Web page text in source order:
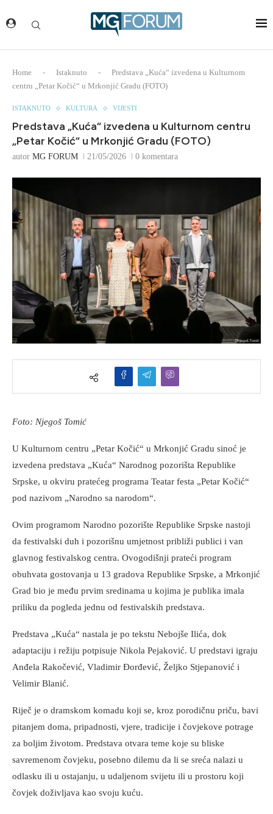
Home - Istaknuto -
Predstava „Kuća“ izvedena u Kulturnom
centru „Petar Kočić“ u Mrkonjić Gradu (FOTO)
ISTAKNUTO KULTURA VIJESTI
Predstava „Kuća“ izvedena u Kulturnom centru
„Petar Kočić“ u Mrkonjić Gradu (FOTO)
autor MG FORUM 21/05/2026 0 komentara
Foto: Njegoš Tomić
U Kulturnom centru „Petar Kočić“ u Mrkonjić Gradu sinoć je
izvedena predstava „Kuća“ Narodnog pozorišta Republike
Srpske, u okviru pratećeg programa Teatar festa „Petar Kočić“
pod nazivom „Narodno sa narodom“.
Ovim programom Narodno pozorište Republike Srpske nastoji
da festivalski duh i pozorišnu umjetnost približi publici i van
glavnog festivalskog centra. Ovogodišnji prateći program
obuhvata gostovanja u 13 gradova Republike Srpske, a Mrkonjić
Grad bio je među prvim sredinama u kojima je publika imala
priliku da pogleda jednu od festivalskih predstava.
Predstava „Kuća“ nastala je po tekstu Nebojše Ilića, dok
adaptaciju i režiju potpisuje Nikola Pejaković. U predstavi igraju
Anđela Rakočević, Vladimir Đorđević, Željko Stjepanović i
Velimir Blanić.
Riječ je o dramskom komadu koji se, kroz porodičnu priču, bavi
pitanjem doma, pripadnosti, vjere, tradicije i čovjekove potrage
za boljim životom. Predstava otvara teme koje su bliske
savremenom čovjeku, posebno dilemu da li se sreća nalazi u
odlasku ili u ostajanju, u udaljenom svijetu ili u prostoru koji
čovjek doživljava kao svoju kuću.